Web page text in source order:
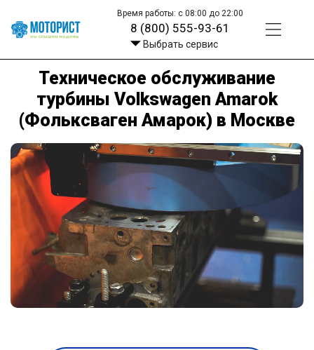
Время работы: с 08:00 до 22:00
8 (800) 555-93-61
Выбрать сервис
Техническое обслуживание
турбины Volkswagen Amarok
(Фольксваген Амарок) в Москве